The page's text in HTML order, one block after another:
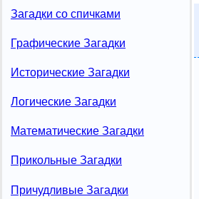
Загадки со спичками
Графические Загадки
Исторические Загадки
Логические Загадки
Математические Загадки
Прикольные Загадки
Причудливые Загадки